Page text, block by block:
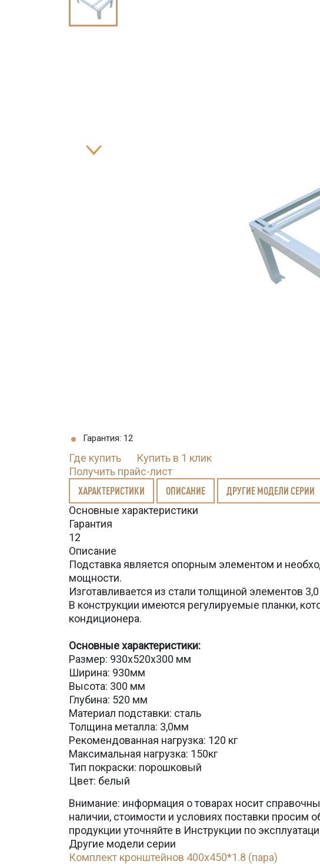
Гарантия: 12
Где купить
Купить в 1 клик
Получить прайс-лист
ХАРАКТЕРИСТИКИ ОПИСАНИЕ ДРУГИЕ МОДЕЛИ СЕРИИ
Основные характеристики
Гарантия
12
Описание
Подставка является опорным элементом и
мощности.
Изготавливается из стали толщиной элементов
В конструкции имеются регулируемые планки,
кондиционера.
Основные характеристики:
Размер: 930х520х300 мм
Ширина: 930мм
Высота: 300 мм
Глубина: 520 мм
Материал подставки: сталь
Толщина металла: 3,0мм
Рекомендованная нагрузка: 120 кг
Максимальная нагрузка: 150кг
Тип покраски: порошковый
Цвет: белый
Внимание: информация о товарах носит
наличии, стоимости и условиях поставки
продукции уточняйте в Инструкции по
Другие модели серии
Комплект кронштейнов 400х450*1.8 (пара)